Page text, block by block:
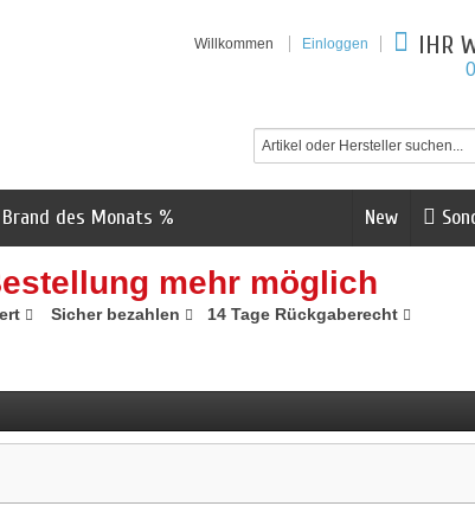
Willkommen Einloggen IHR
0
New
des Monats %
mehr möglich
Sicher bezahlen 14 Tage Rückgaberecht